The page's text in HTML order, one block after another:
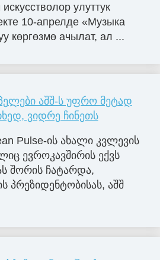
улуттук
10-апрелде «Музыка
көргөзмө ачылат, ал ...
აშშ-ს უფრო მეტად
ვიდრე ჩინეთს
Pulse-ის ახალი კვლევის
ევროკავშირის ექვს
შორის ჩატარდა,
აშშ